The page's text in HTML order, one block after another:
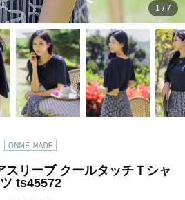
1 /7
リーブ クールタッチＴシャ
ツ ts45572